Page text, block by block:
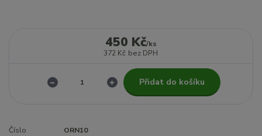
450 Kč/ks
372 Kč bez DPH
Přidat do košíku
Číslo
ORN10